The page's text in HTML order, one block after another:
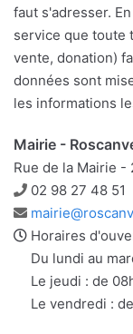
faut s'adresser.
service que toute
vente, donation)
données sont
les informations
Mairie -
Rue de la Mairie -
Téléphone
02 98 27 48 51
Adresse
e-
mail
Horaires
Du lundi au
Le jeudi : de
Le vendredi :